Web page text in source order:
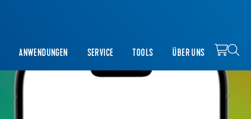
ANWENDUNGEN SERVICE TOOLS ÜBER UNS